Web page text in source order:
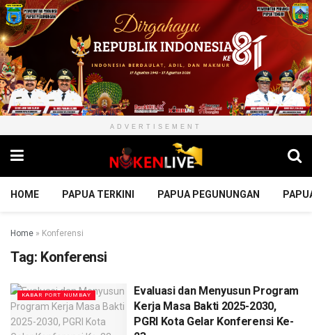
ADVERTISEMENT
HOME PAPUA TERKINI PAPUA PEGUNUNGAN
Home » Konferensi
Tag: Konferensi
KABAR PORT NUMBAY
Evaluasi dan Menyusun Program
Kerja Masa Bakti 2025-2030,
PGRI Kota Gelar Konferensi Ke-